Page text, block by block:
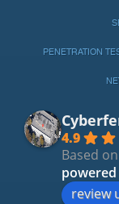
PENETRATION
4.9
Based
review